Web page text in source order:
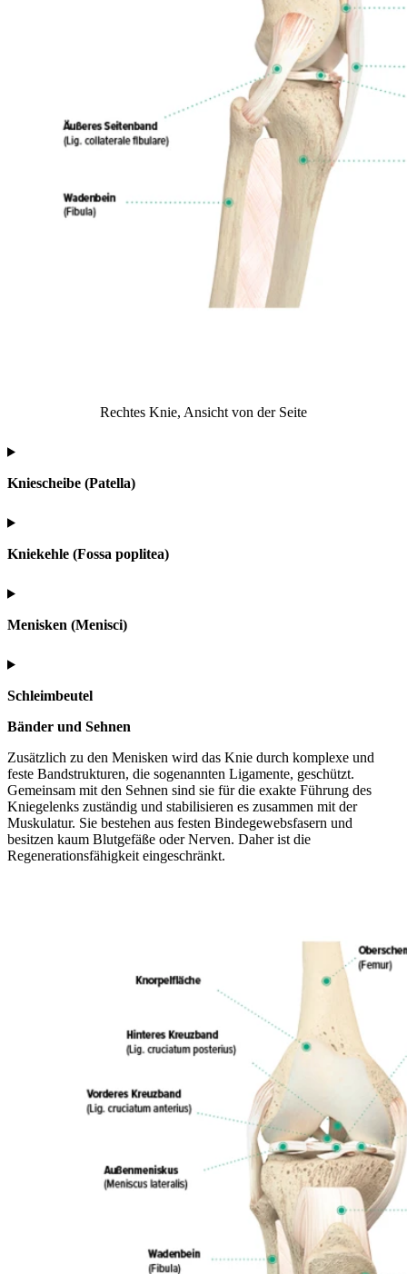
Rechtes Knie, Ansicht von der Seite
Kniescheibe (Patella)
Kniekehle (Fossa poplitea)
Menisken (Menisci)
Schleimbeutel
Bänder und Sehnen
Zusätzlich zu den Menisken wird das Knie durch komplexe und
feste Bandstrukturen, die sogenannten Ligamente, geschützt.
Gemeinsam mit den Sehnen sind sie für die exakte Führung des
Kniegelenks zuständig und stabilisieren es zusammen mit der
Muskulatur. Sie bestehen aus festen Bindegewebsfasern und
besitzen kaum Blutgefäße oder Nerven. Daher ist die
Regenerationsfähigkeit eingeschränkt.